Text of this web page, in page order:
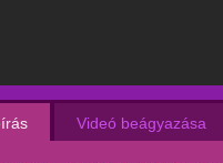
Videó beágyazása